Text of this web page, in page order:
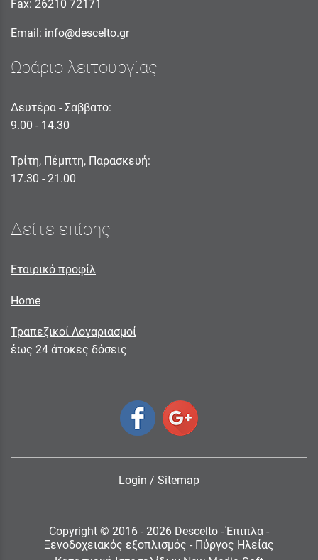
Fax: 26210 72171
Email: info@descelto.gr
Ωράριο λειτουργίας
Δευτέρα - Σαββατο:
9.00 - 14.30
Τρίτη, Πέμπτη, Παρασκευή:
17.30 - 21.00
Δείτε επίσης
Εταιρικό προφίλ
Home
Τραπεζικοί Λογαριασμοί
έως 24 άτοκες δόσεις
Login / Sitemap
Copyright © 2016 - 2026 Descelto - Έπιπλα -
Ξενοδοχειακός εξοπλισμός - Πύργος Ηλείας